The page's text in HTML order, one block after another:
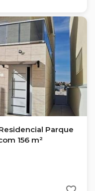
Parque
156 m²